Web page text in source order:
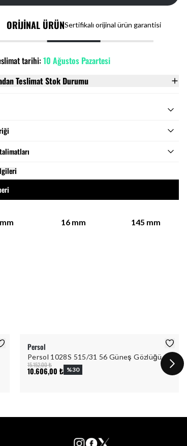
ORİJİNAL ÜRÜNSertifikalı orijinal ürün garantisi
tarihi:10 Ağustos Pazartesi
Teslimat Stok Durumu
mm 16 mm 145 mm
Persol
Persol 1028S 515/31 56 Güneş Gözlüğü
15.152,00 ₺
10.606,00 ₺ %30